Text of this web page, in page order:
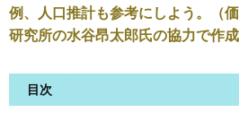
例、人口推計も参考にしよう。（
研究所の水谷昂太郎氏の協力で作成
目次